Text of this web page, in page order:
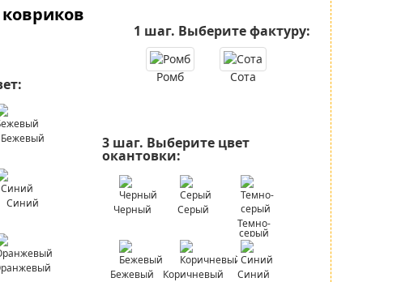
ковриков
1 шаг. Выберите фактуру:
Ромб Сота
Бежевый
Синий
3 шаг. Выберите цвет
окантовки:
Черный
Серый
Темно-
серый
Бежевый Коричневый Синий